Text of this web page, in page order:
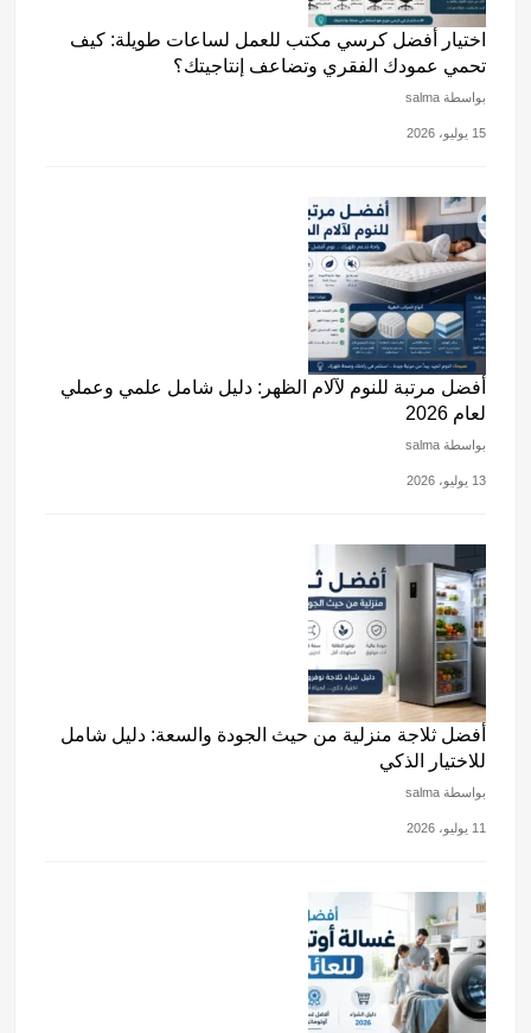
اختيار أفضل كرسي مكتب للعمل لساعات طويلة: كيف
تحمي عمودك الفقري وتضاعف إنتاجيتك؟
بواسطة salma
15 يوليو، 2026
أفضل مرتبة للنوم لآلام الظهر: دليل شامل علمي وعملي
لعام 2026
بواسطة salma
13 يوليو، 2026
أفضل ثلاجة منزلية من حيث الجودة والسعة: دليل شامل
للاختيار الذكي
بواسطة salma
11 يوليو، 2026